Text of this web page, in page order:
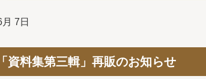
7日
「資料集第三輯」再販のお知らせ